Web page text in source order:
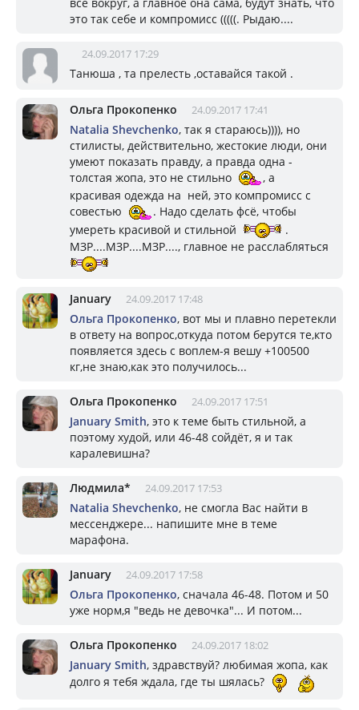
это так себе и компромисс (((((. Рыдаю....
24.09.2017 17:29
Танюша , та прелесть ,оставайся такой .
Ольга Прокопенко 24.09.2017 17:41
Natalia Shevchenko, так я стараюсь)))), но
стилисты, действительно, жестокие люди, они
умеют показать правду, а правда одна -
толстая жопа, это не стильно
, а
красивая одежда на ней, это компромисс с
совестью
. Надо сделать фсё, чтобы
умереть красивой и стильной
.
МЗР....МЗР....МЗР...., главное не расслабляться
January 24.09.2017 17:48
Ольга Прокопенко, вот мы и плавно перетекли
в ответу на вопрос,откуда потом берутся те,кто
появляется здесь с воплем-я вешу +100500
кг,не знаю,как это получилось...
Ольга Прокопенко 24.09.2017 17:51
January Smith, это к теме быть стильной, а
поэтому худой, или 46-48 сойдёт, я и так
каралевишна?
Людмила* 24.09.2017 17:53
Natalia Shevchenko, не смогла Вас найти в
мессенджере... напишите мне в теме
марафона.
January 24.09.2017 17:58
Ольга Прокопенко, сначала 46-48. Потом и 50
уже норм,я "ведь не девочка"... И потом...
Ольга Прокопенко 24.09.2017 18:02
January Smith, здравствуй? любимая жопа, как
долго я тебя ждала, где ты шялась?